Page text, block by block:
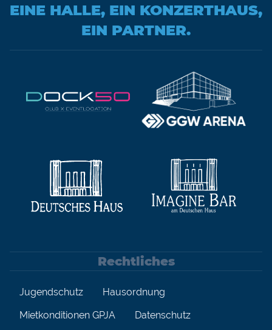
EINE HALLE, EIN KONZERTHAUS,
EIN PARTNER.
Rechtliches
Jugendschutz Hausordnung
Mietkonditionen GPJA Datenschutz